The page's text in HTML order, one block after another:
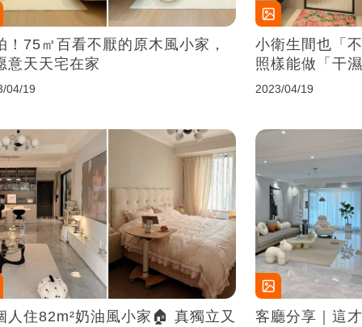
！75㎡百看不厭的原木風小家，
意天天宅在家
04/19
小衛生間也「
照樣能做「干
能，別太小瞧
2023/04/19
人住82m²奶油風小家🏠 真獨立又
客廳分享｜這